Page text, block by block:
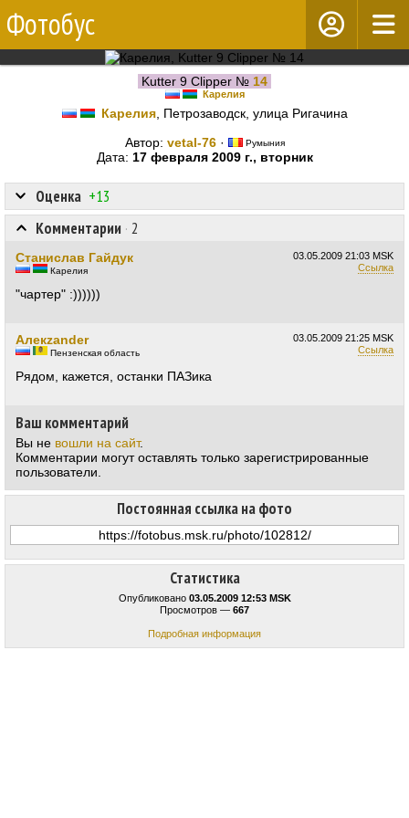
Фотобус
Kutter 9 Clipper № 14
Карелия
Карелия, Петрозаводск, улица Ригачина
Автор: vetal-76· Румыния
Дата: 17 февраля 2009 г., вторник
Статистика
Опубликовано 03.05.2009 12:53 MSK
Просмотров — 667
Подробная информация
Оценка +13
Постоянная ссылка на фото
Комментарии · 2
03.05.2009 21:03 MSK
Ссылка
Станислав Гайдук
Карелия
"чартер" :))))))
03.05.2009 21:25 MSK
Ссылка
Алекzander
Пензенская область
Рядом, кажется, останки ПАЗика
Ваш комментарий
Вы не вошли на сайт.
Комментарии могут оставлять только зарегистрированные
пользователи.